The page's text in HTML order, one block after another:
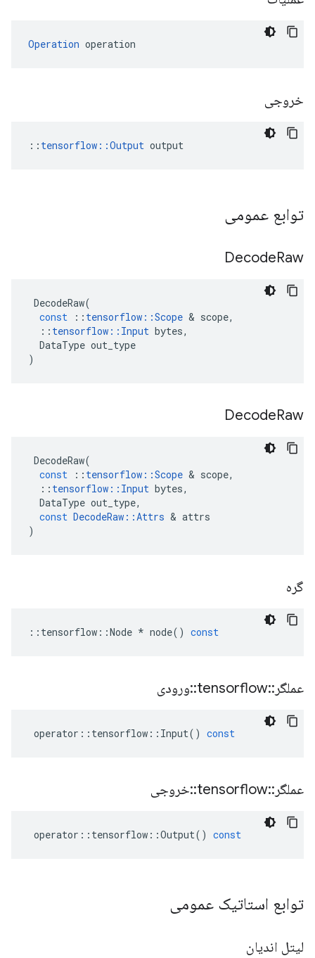
Operation operation
خروجی
:: tensorflow::Output output
توابع عمومی
DecodeRaw
DecodeRaw(
const
:: tensorflow ::Scope & scope,
:: tensorflow :: Input bytes,
DataType out_type
)
DecodeRaw
DecodeRaw(
const
:: tensorflow ::Scope & scope,
:: tensorflow :: Input bytes,
DataType out_type,
const DecodeRaw ::Attrs & attrs
)
گره
:: tensorflow ::Node * node() const
عملگر ::
tensorflow
::ورودی
operator :: tensorflow :: Input() const
عملگر ::
tensorflow
::خروجی
operator :: tensorflow ::Output() const
توابع استاتیک عمومی
لیتل اندیان